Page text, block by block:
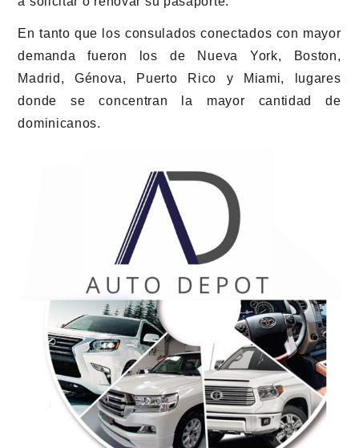
En tanto que los consulados conectados con mayor
demanda fueron los de Nueva York, Boston,
Madrid, Génova, Puerto Rico y Miami, lugares
donde se concentran la mayor cantidad de
dominicanos.